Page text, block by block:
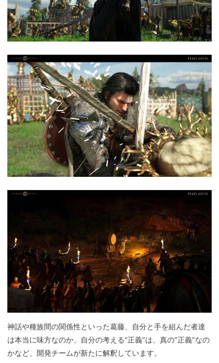
神話や種族間の関係性といった葛藤、自分と手を組んだ者達
は本当に味方なのか、自分の考える“正義”は、真の“正義”なの
かなど、開発チームが新たに解釈しています。